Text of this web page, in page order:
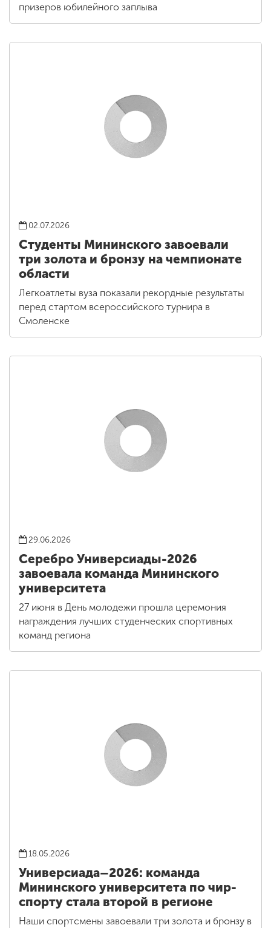
призеров юбилейного заплыва
02.07.2026
Студенты Мининского завоевали
три золота и бронзу на чемпионате
области
Легкоатлеты вуза показали рекордные результаты
перед стартом всероссийского турнира в
Смоленске
29.06.2026
Серебро Универсиады-2026
завоевала команда Мининского
университета
27 июня в День молодежи прошла церемония
награждения лучших студенческих спортивных
команд региона
18.05.2026
Универсиада–2026: команда
Мининского университета по чир-
спорту стала второй в регионе
Наши спортсмены завоевали три золота и бронзу в